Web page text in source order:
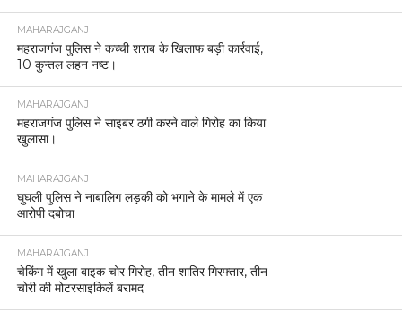
MAHARAJGANJ
महराजगंज पुलिस ने कच्ची शराब के खिलाफ बड़ी कार्रवाई,
10 कुन्तल लहन नष्ट।
MAHARAJGANJ
महराजगंज पुलिस ने साइबर ठगी करने वाले गिरोह का किया
खुलासा।
MAHARAJGANJ
घुघली पुलिस ने नाबालिग लड़की को भगाने के मामले में एक
आरोपी दबोचा
MAHARAJGANJ
चेकिंग में खुला बाइक चोर गिरोह, तीन शातिर गिरफ्तार, तीन
चोरी की मोटरसाइकिलें बरामद